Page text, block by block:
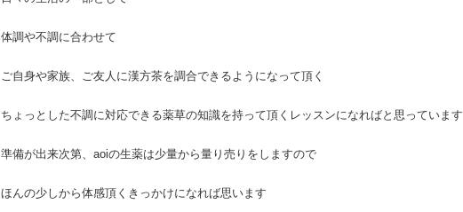
体調や不調に合わせて
ご自身や家族、ご友人に漢方茶を調合できるようになって頂く
ちょっとした不調に対応できる薬草の知識を持って頂くレッスンになればと思っています
準備が出来次第、aoiの生薬は少量から量り売りをしますので
ほんの少しから体感頂くきっかけになれば思います